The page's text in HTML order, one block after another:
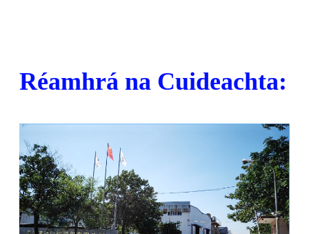
Réamhrá na Cuideachta: